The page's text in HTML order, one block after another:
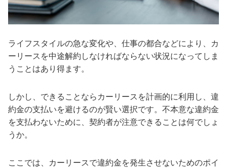
ライフスタイルの急な変化や、仕事の都合などにより、カ
ーリースを中途解約しなければならない状況になってしま
うことはあり得ます。
しかし、できることならカーリースを計画的に利用し、違
約金の支払いを避けるのが賢い選択です。不本意な違約金
を支払わないために、契約者が注意できることは何でしょ
うか。
ここでは、カーリースで違約金を発生させないためのポイ